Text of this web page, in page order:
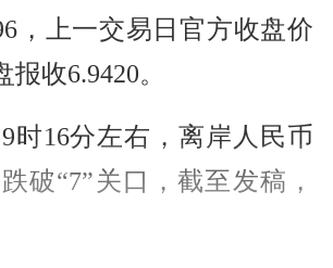
，上一交易日官方收盘价
报收6.9420。
时16分左右，离岸人民币
破“7”关口，截至发稿，